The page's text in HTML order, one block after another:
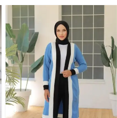
Pantolon